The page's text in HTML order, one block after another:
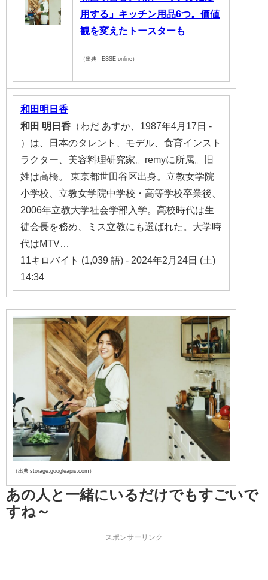
用する」キッチン用品6つ。価値
観を変えたトースターも
（出典：ESSE-online）
和田明日香
和田 明日香 （わだ あすか、1987年4月17日 -
）は、日本のタレント、モデル、食育インスト
ラクター、美容料理研究家。remyに所属。旧
姓は高橋。 東京都世田谷区出身。立教女学院
小学校、立教女学院中学校・高等学校卒業後、
2006年立教大学社会学部入学。高校時代は生
徒会長を務め、ミス立教にも選ばれた。大学時
代はMTV…
11キロバイト (1,039 語) - 2024年2月24日 (土)
14:34
（出典 storage.googleapis.com）
あの人と一緒にいるだけでもすごいで
すね～
スポンサーリンク